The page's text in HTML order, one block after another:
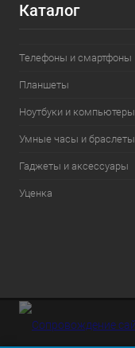
Каталог
Телефоны и смартфоны
Планшеты
Ноутбуки и компьютеры
Умные часы и браслеты
Гаджеты и аксессуары
Уценка